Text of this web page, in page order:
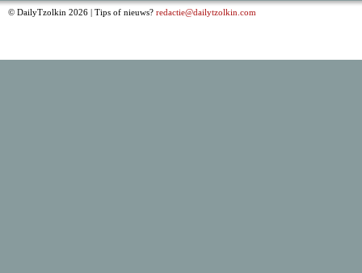
© DailyTzolkin 2026 | Tips of nieuws? redactie@dailytzolkin.com